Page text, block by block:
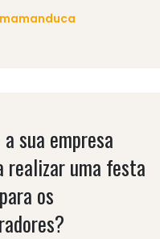
mamanduca
a sua empresa
realizar uma festa
os